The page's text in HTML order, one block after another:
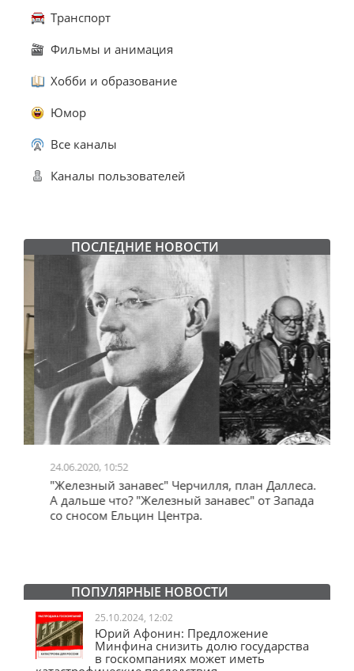
Транспорт
Фильмы и анимация
Хобби и образование
Юмор
Все каналы
Каналы пользователей
ПОСЛЕДНИЕ НОВОСТИ
24.06.2020, 10:52
"Железный занавес" Черчилля, план Даллеса.
А дальше что? "Железный занавес" от Запада
со сносом Ельцин Центра.
ПОПУЛЯРНЫЕ НОВОСТИ
25.10.2024, 12:02
Юрий Афонин: Предложение
Минфина снизить долю государства
в госкомпаниях может иметь